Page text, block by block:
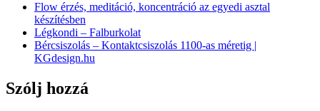
Flow érzés, meditáció, koncentráció az egyedi asztal
készítésben
Légkondi – Falburkolat
Bércsiszolás – Kontaktcsiszolás 1100-as méretig |
KGdesign.hu
Szólj hozzá